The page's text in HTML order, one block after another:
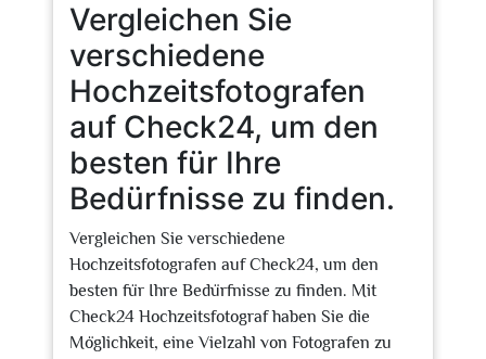
Vergleichen Sie
verschiedene
Hochzeitsfotografen
auf Check24, um den
besten für Ihre
Bedürfnisse zu finden.
Vergleichen Sie verschiedene
Hochzeitsfotografen auf Check24, um den
besten für Ihre Bedürfnisse zu finden. Mit
Check24 Hochzeitsfotograf haben Sie die
Möglichkeit, eine Vielzahl von Fotografen zu